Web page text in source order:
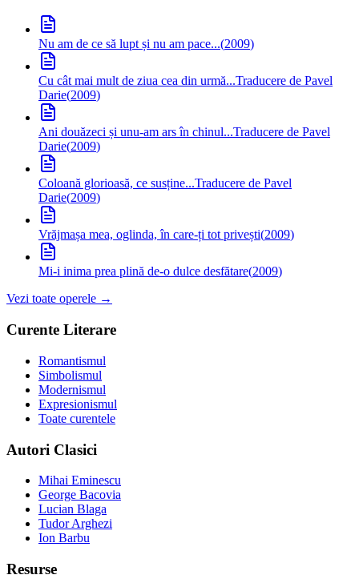
Nu am de ce să lupt și nu am pace...(2009)
Cu cât mai mult de ziua cea din urmă...Traducere de Pavel
Darie(2009)
Ani douăzeci și unu-am ars în chinul...Traducere de Pavel
Darie(2009)
Coloană glorioasă, ce susține...Traducere de Pavel
Darie(2009)
Vrăjmașa mea, oglinda, în care-ți tot privești(2009)
Mi-i inima prea plină de-o dulce desfătare(2009)
Vezi toate operele →
Curente Literare
Romantismul
Simbolismul
Modernismul
Expresionismul
Toate curentele
Autori Clasici
Mihai Eminescu
George Bacovia
Lucian Blaga
Tudor Arghezi
Ion Barbu
Resurse